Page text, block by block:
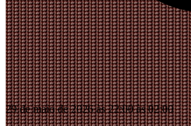
29 de maio de 2026 às 22:00 às 02:00